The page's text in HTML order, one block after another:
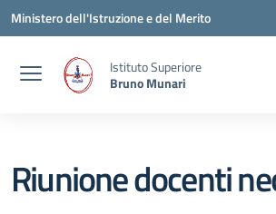
Vai ai contenuti
Vai al menu di navigazione
Vai al footer
Ministero dell'Istruzione e del Merito
Istituto Superiore
Bruno Munari
Riunione docenti